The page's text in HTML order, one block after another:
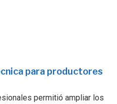
para productores
permitió ampliar los